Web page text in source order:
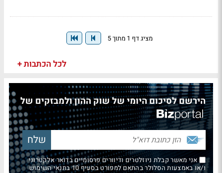
מציג דף 1 מתוך 5
לכל הכתבות +
הירשם לסיכום היומי של שוק ההון ולמבזקים של
אני מאשר קבלת ניוזלטרים ודיוורים פרסומיים בדואר אלקטרוני
ו/או באמצעות הסלולר בהתאם למפורט בסעיף 10 בתנאי השימוש